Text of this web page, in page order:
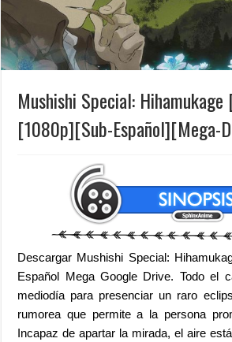
Mushishi Special:
[1080p][Sub-Español][Mega-
Descargar Mushishi Special:
Español Mega Google Drive. Todo el
mediodía para presenciar un raro
rumorea que permite a la persona
Incapaz de apartar la mirada, el aire